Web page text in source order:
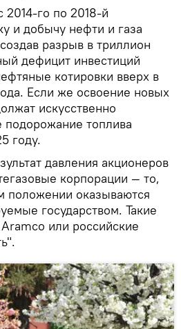
го по 2018-й
и добычу нефти и газа
разрыв в триллион
дефицит инвестиций
котировки вверх в
Если же освоение новых
искусственно
подорожание топлива
году.
давления акционеров
корпорации — то,
положении оказываются
государством. Такие
или российские